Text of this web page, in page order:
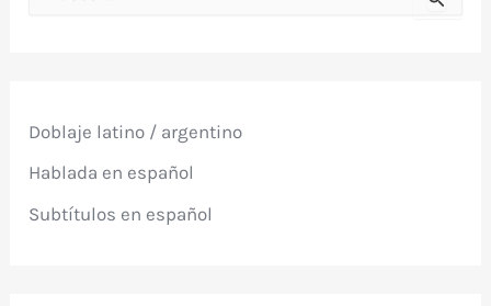
o
:
Doblaje latino / argentino
Hablada en español
Subtítulos en español